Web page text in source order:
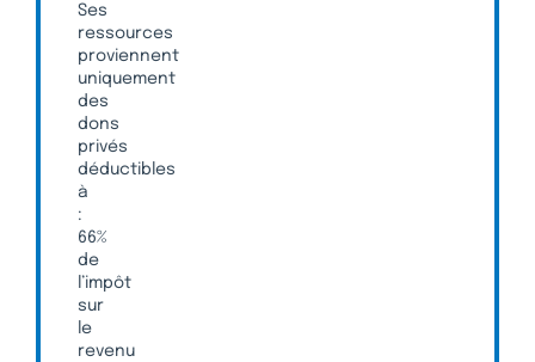
Ses
ressources
proviennent
uniquement
des
dons
privés
déductibles
à
:
66%
de
l’impôt
sur
le
revenu